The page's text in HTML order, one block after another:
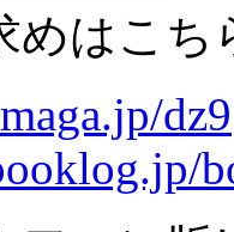
めはこ
dz9